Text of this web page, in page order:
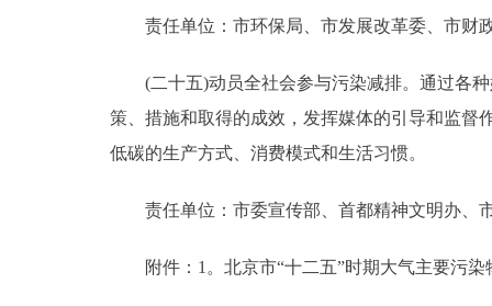
责任单位：市环保局、市发展改革委、市财
(二十五)动员全社会参与污染减排。通过各种
策、措施和取得的成效，发挥媒体的引导和监督
低碳的生产方式、消费模式和生活习惯。
责任单位：市委宣传部、首都精神文明办、
附件：1。北京市“十二五”时期大气主要污染